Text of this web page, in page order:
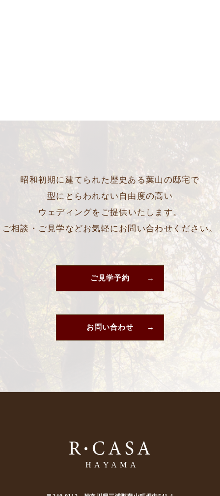
昭和初期に建てられた歴史ある葉山の邸宅で
型にとらわれない自由度の高い
ウェディングをご提供いたします。
ご相談・ご見学などお気軽にお問い合わせください。
ご見学予約
お問い合わせ